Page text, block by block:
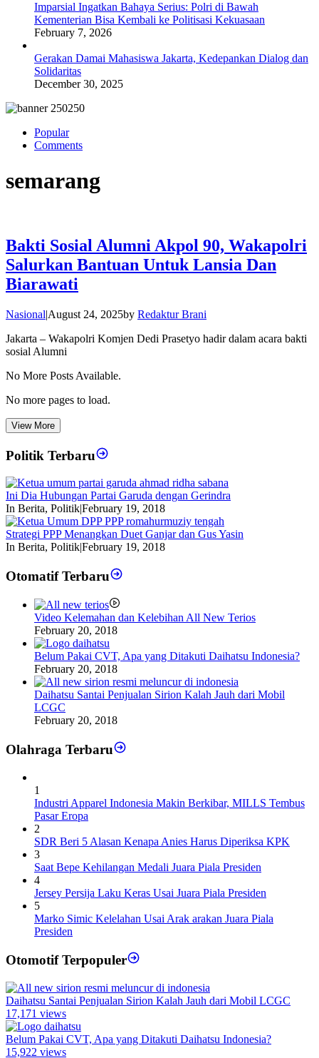
Imparsial Ingatkan Bahaya Serius: Polri di Bawah
Kementerian Bisa Kembali ke Politisasi Kekuasaan
February 7, 2026
Gerakan Damai Mahasiswa Jakarta, Kedepankan Dialog dan
Solidaritas
December 30, 2025
Popular
Comments
semarang
Bakti Sosial Alumni Akpol 90, Wakapolri
Salurkan Bantuan Untuk Lansia Dan
Biarawati
Nasional|August 24, 2025by Redaktur Brani
Jakarta – Wakapolri Komjen Dedi Prasetyo hadir dalam acara bakti
sosial Alumni
No More Posts Available.
No more pages to load.
View More
Politik Terbaru
Ini Dia Hubungan Partai Garuda dengan Gerindra
In Berita, Politik|February 19, 2018
Strategi PPP Menangkan Duet Ganjar dan Gus Yasin
In Berita, Politik|February 19, 2018
Otomatif Terbaru
Video Kelemahan dan Kelebihan All New Terios
February 20, 2018
Belum Pakai CVT, Apa yang Ditakuti Daihatsu Indonesia?
February 20, 2018
Daihatsu Santai Penjualan Sirion Kalah Jauh dari Mobil
LCGC
February 20, 2018
Olahraga Terbaru
1
Industri Apparel Indonesia Makin Berkibar, MILLS Tembus
Pasar Eropa
2
SDR Beri 5 Alasan Kenapa Anies Harus Diperiksa KPK
3
Saat Bepe Kehilangan Medali Juara Piala Presiden
4
Jersey Persija Laku Keras Usai Juara Piala Presiden
5
Marko Simic Kelelahan Usai Arak arakan Juara Piala
Presiden
Otomotif Terpopuler
Daihatsu Santai Penjualan Sirion Kalah Jauh dari Mobil LCGC
17,171 views
Belum Pakai CVT, Apa yang Ditakuti Daihatsu Indonesia?
15,922 views